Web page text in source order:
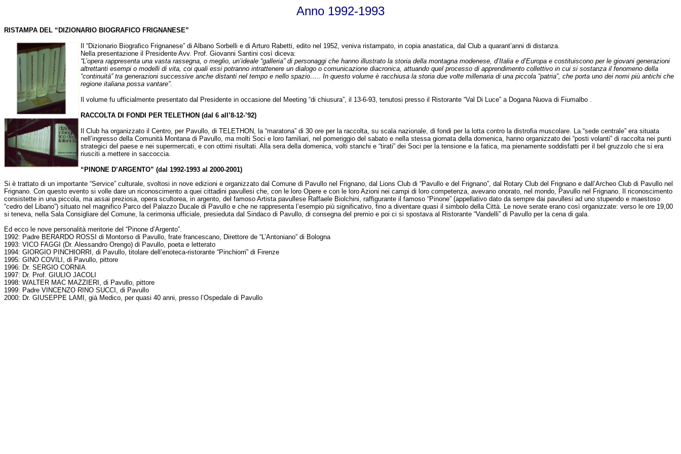
Anno 1992-1993
RISTAMPA DEL “DIZIONARIO BIOGRAFICO FRIGNANESE”
Il “Dizionario Biografico Frignanese” di Albano Sorbelli e di Arturo Rabetti, edito nel 1952, veniva ristampato, in copia anastatica, dal Club a quarant’anni di distanza.
Nella presentazione il Presidente Avv. Prof. Giovanni Santini così diceva:
“L’opera rappresenta una vasta rassegna, o meglio, un’ideale “galleria” di personaggi che hanno illustrato la storia della montagna modenese, d’Italia e d’Europa e costituiscono per le giovani generazioni
altrettanti esempi o modelli di vita, coi quali essi potranno intrattenere un dialogo o comunicazione diacronica, attuando quel processo di apprendimento collettivo in cui si sostanza il fenomeno della
“continuità” tra generazioni successive anche distanti nel tempo e nello spazio….. In questo volume è racchiusa la storia due volte millenaria di una piccola “patria”, che porta uno dei nomi più antichi che
regione italiana possa vantare”.
Il volume fu ufficialmente presentato dal Presidente in occasione del Meeting “di chiusura”, il 13-6-93, tenutosi presso il Ristorante “Val Di Luce” a Dogana Nuova di Fiumalbo .
RACCOLTA DI FONDI PER TELETHON (dal 6 all’8-12-’92)
Il Club ha organizzato il Centro, per Pavullo, di TELETHON, la “maratona” di 30 ore per la raccolta, su scala nazionale, di fondi per la lotta contro la distrofia muscolare. La “sede centrale” era situata
nell’ingresso della Comunità Montana di Pavullo, ma molti Soci e loro familiari, nel pomeriggio del sabato e nella stessa giornata della domenica, hanno organizzato dei “posti volanti” di raccolta nei punti
strategici del paese e nei supermercati, e con ottimi risultati. Alla sera della domenica, volti stanchi e “tirati” dei Soci per la tensione e la fatica, ma pienamente soddisfatti per il bel gruzzolo che si era
riusciti a mettere in saccoccia.
“PINONE D’ARGENTO” (dal 1992-1993 al 2000-2001)
Si è trattato di un importante “Service” culturale, svoltosi in nove edizioni e organizzato dal Comune di Pavullo nel Frignano, dal Lions Club di “Pavullo e del Frignano”, dal Rotary Club del Frignano e dall’Archeo Club di Pavullo nel
Frignano. Con questo evento si volle dare un riconoscimento a quei cittadini pavullesi che, con le loro Opere e con le loro Azioni nei campi di loro competenza, avevano onorato, nel mondo, Pavullo nel Frignano. Il riconoscimento
consistette in una piccola, ma assai preziosa, opera scultorea, in argento, del famoso Artista pavullese Raffaele Biolchini, raffigurante il famoso “Pinone” (appellativo dato da sempre dai pavullesi ad uno stupendo e maestoso
“cedro del Libano”) situato nel magnifico Parco del Palazzo Ducale di Pavullo e che ne rappresenta l’esempio più significativo, fino a diventare quasi il simbolo della Città. Le nove serate erano così organizzate: verso le ore 19,00
si teneva, nella Sala Consigliare del Comune, la cerimonia ufficiale, presieduta dal Sindaco di Pavullo, di consegna del premio e poi ci si spostava al Ristorante “Vandelli” di Pavullo per la cena di gala.
Ed ecco le nove personalità meritorie del “Pinone d’Argento”.
1992: Padre BERARDO ROSSI di Montorso di Pavullo, frate francescano, Direttore de “L’Antoniano” di Bologna
1993: VICO FAGGI (Dr. Alessandro Orengo) di Pavullo, poeta e letterato
1994: GIORGIO PINCHIORRI, di Pavullo, titolare dell’enoteca-ristorante “Pinchiorri” di Firenze
1995: GINO COVILI, di Pavullo, pittore
1996: Dr. SERGIO CORNIA
1997: Dr. Prof. GIULIO JACOLI
1998: WALTER MAC MAZZIERI, di Pavullo, pittore
1999: Padre VINCENZO RINO SUCCI, di Pavullo
2000: Dr. GIUSEPPE LAMI, già Medico, per quasi 40 anni, presso l’Ospedale di Pavullo